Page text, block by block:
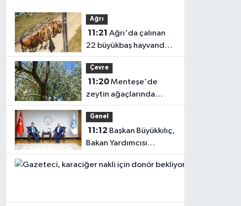
Ağrı
11:21
22 büyükbaş hayvandan
15'i bulundu
Çevre
11:20Menteşe'de
zeytin ağaçlarında
Verticillium solgunluğu
kontrolleri yapıldı
Genel
11:12
Bakan Yardımcısı
Boyraz'ı ağırladı